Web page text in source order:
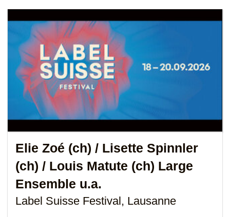
Elie Zoé (ch) / Lisette Spinnler
(ch) / Louis Matute (ch) Large
Ensemble u.a.
Label Suisse Festival, Lausanne